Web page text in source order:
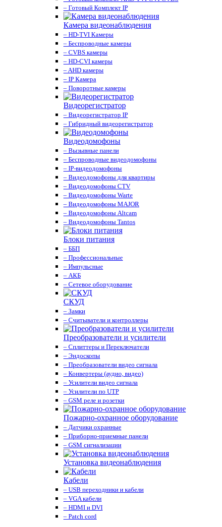
– Готовый Комплект IP
Камера видеонаблюдения
– HD-TVI Камеры
– Беспроводные камеры
– CVBS камеры
– HD-CVI камеры
– AHD камеры
– IP Камера
– Поворотные камеры
Видеорегистратор
– Видеорегистратор IP
– Гибридный видеорегистратор
Видеодомофоны
– Вызывные панели
– Беспроводные видеодомофоны
– IP-видеодомофоны
– Видеодомофоны для квартиры
– Видеодомофоны CTV
– Видеодомофоны Warte
– Видеодомофоны MAJOR
– Видеодомофоны Altcam
– Видеодомофоны Tantos
Блоки питания
– ББП
– Профессиональные
– Импульсные
– АКБ
– Сетевое оборудование
СКУД
– Замки
– Считыватели и контроллеры
Преобразователи и усилители
– Сплиттеры и Переключатели
– Эндоскопы
– Преобразователи видео сигнала
– Конвертеры (аудио, видео)
– Усилители видео сигнала
– Усилители по UTP
– GSM реле и розетки
Пожарно-охранное оборудование
– Датчики охранные
– Приборно-приемные панели
– GSM сигнализации
Установка видеонаблюдения
Кабели
– USB переходники и кабели
– VGA кабели
– HDMI и DVI
– Patch cord